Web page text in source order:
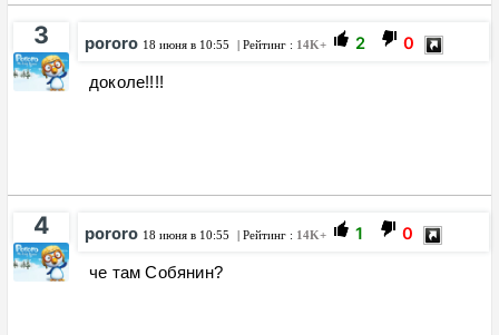
3 pororo 18 июня в 10:55 | Рейтинг : 14K+ 2 0
доколе!!!!
4 pororo 18 июня в 10:55 | Рейтинг : 14K+ 1 0
че там Собянин?